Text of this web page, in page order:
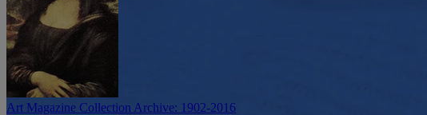
Art Magazine Collection Archive: 1902-2016